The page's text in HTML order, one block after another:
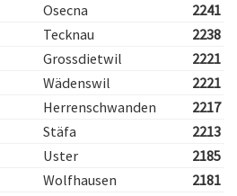
Osecna
2241
Tecknau
2238
Grossdietwil
2221
Wädenswil
2221
Herrenschwanden
2217
Stäfa
2213
Uster
2185
Wolfhausen
2181